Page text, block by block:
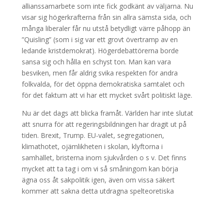
allianssamarbete som inte fick godkänt av väljarna. Nu
visar sig högerkrafterna från sin allra sämsta sida, och
många liberaler får nu utstå betydligt värre påhopp än
”Quisling” (som i sig var ett grovt övertramp av en
ledande kristdemokrat). Högerdebattörerna borde
sansa sig och hålla en schyst ton. Man kan vara
besviken, men får aldrig svika respekten för andra
folkvalda, för det öppna demokratiska samtalet och
för det faktum att vi har ett mycket svårt politiskt läge.
Nu är det dags att blicka framåt. Världen har inte slutat
att snurra för att regeringsbildningen har dragit ut på
tiden. Brexit, Trump. EU-valet, segregationen,
klimathotet, ojämlikheten i skolan, klyftorna i
samhället, bristerna inom sjukvården o s v. Det finns
mycket att ta tag i om vi så småningom kan börja
ägna oss åt sakpolitik igen, även om vissa säkert
kommer att sakna detta utdragna spelteoretiska